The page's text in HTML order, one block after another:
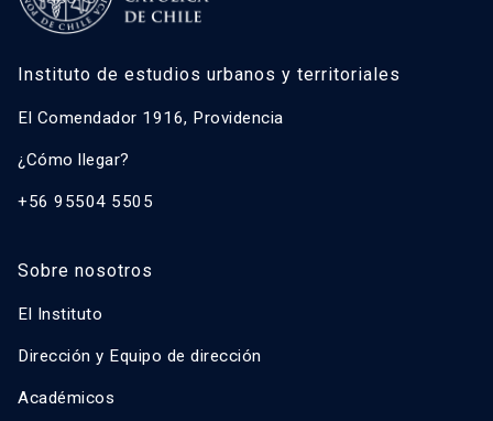
Instituto de estudios urbanos y territoriales
El Comendador 1916, Providencia
¿Cómo llegar?
+56 95504 5505
Sobre nosotros
El Instituto
Dirección y Equipo de dirección
Académicos